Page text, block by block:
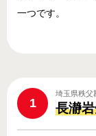
一つです。
1
埼玉県秩父
長瀞